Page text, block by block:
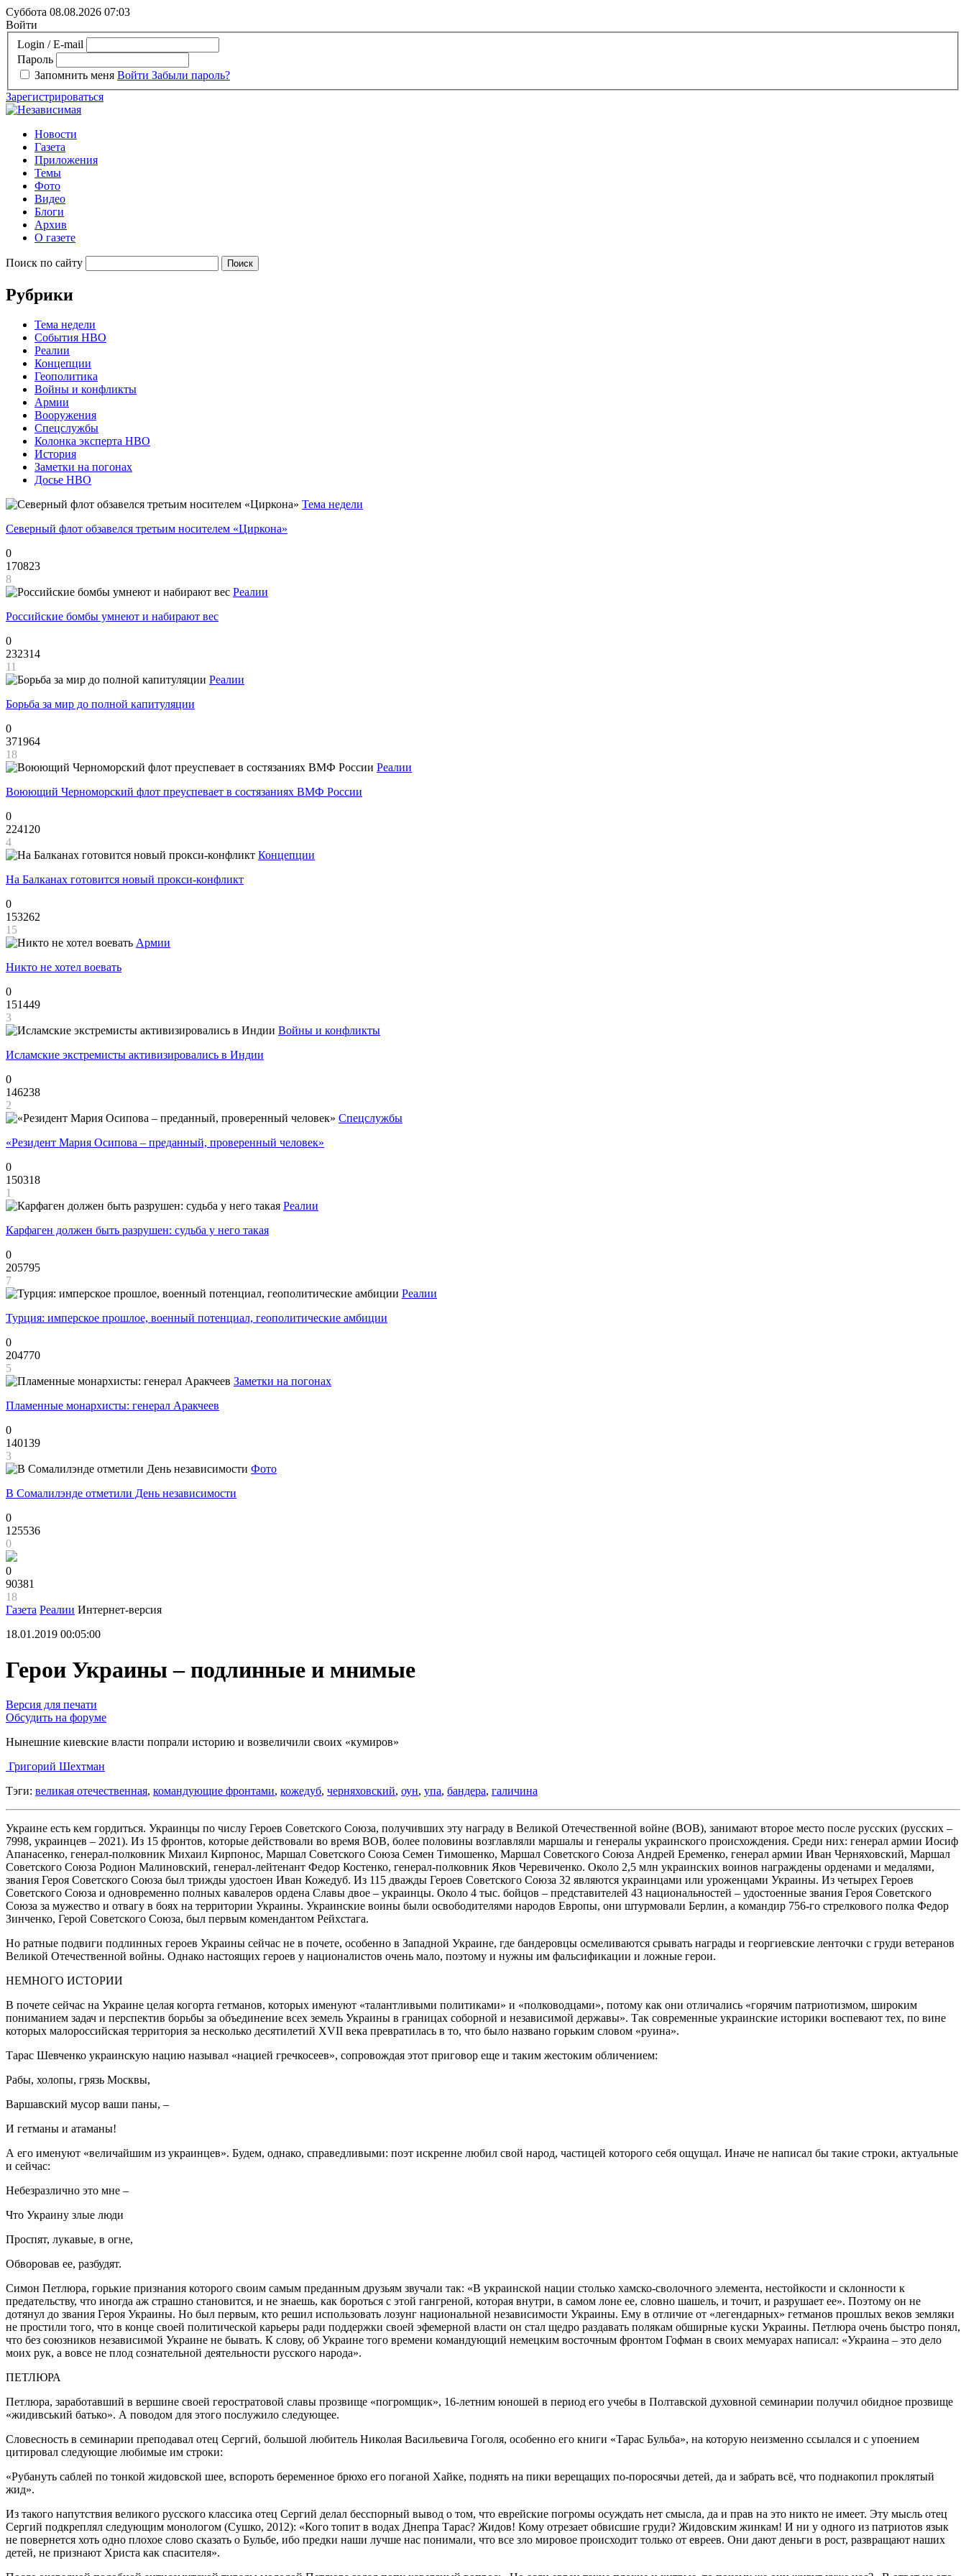
Суббота 08.08.2026 07:03
Войти
Login / E-mail
Пароль
Запомнить меня Войти Забыли пароль?
Зарегистрироваться
Новости
Газета
Приложения
Темы
Фото
Видео
Блоги
Архив
О газете
Поиск по сайту
Рубрики
Тема недели
События НВО
Реалии
Концепции
Геополитика
Войны и конфликты
Армии
Вооружения
Спецслужбы
Колонка эксперта НВО
История
Заметки на погонах
Досье НВО
Тема недели
Северный флот обзавелся третьим носителем «Циркона»
0
170823
8
Реалии
Российские бомбы умнеют и набирают вес
0
232314
11
Реалии
Борьба за мир до полной капитуляции
0
371964
18
Реалии
Воюющий Черноморский флот преуспевает в состязаниях ВМФ России
0
224120
4
Концепции
На Балканах готовится новый прокси-конфликт
0
153262
15
Армии
Никто не хотел воевать
0
151449
3
Войны и конфликты
Исламские экстремисты активизировались в Индии
0
146238
2
Спецслужбы
«Резидент Мария Осипова – преданный, проверенный человек»
0
150318
1
Реалии
Карфаген должен быть разрушен: судьба у него такая
0
205795
7
Реалии
Турция: имперское прошлое, военный потенциал, геополитические амбиции
0
204770
5
Заметки на погонах
Пламенные монархисты: генерал Аракчеев
0
140139
3
Фото
В Сомалилэнде отметили День независимости
0
125536
0
0
90381
18
Газета Реалии Интернет-версия
18.01.2019 00:05:00
Герои Украины – подлинные и мнимые
Версия для печати
Обсудить на форуме
Нынешние киевские власти попрали историю и возвеличили своих «кумиров»
Григорий Шехтман
Тэги: великая отечественная, командующие фронтами, кожедуб, черняховский, оун, упа, бандера, галичина
Украине есть кем гордиться. Украинцы по числу Героев Советского Союза, получивших эту награду в Великой Отечественной войне (ВОВ), занимают второе место после русских (русских –
7998, украинцев – 2021). Из 15 фронтов, которые действовали во время ВОВ, более половины возглавляли маршалы и генералы украинского происхождения. Среди них: генерал армии Иосиф
Апанасенко, генерал-полковник Михаил Кирпонос, Маршал Советского Союза Семен Тимошенко, Маршал Советского Союза Андрей Еременко, генерал армии Иван Черняховский, Маршал
Советского Союза Родион Малиновский, генерал-лейтенант Федор Костенко, генерал-полковник Яков Черевиченко. Около 2,5 млн украинских воинов награждены орденами и медалями,
звания Героя Советского Союза был трижды удостоен Иван Кожедуб. Из 115 дважды Героев Советского Союза 32 являются украинцами или уроженцами Украины. Из четырех Героев
Советского Союза и одновременно полных кавалеров ордена Славы двое – украинцы. Около 4 тыс. бойцов – представителей 43 национальностей – удостоенные звания Героя Советского
Союза за мужество и отвагу в боях на территории Украины. Украинские воины были освободителями народов Европы, они штурмовали Берлин, а командир 756-го стрелкового полка Федор
Зинченко, Герой Советского Союза, был первым комендантом Рейхстага.
Но ратные подвиги подлинных героев Украины сейчас не в почете, особенно в Западной Украине, где бандеровцы осмеливаются срывать награды и георгиевские ленточки с груди ветеранов
Великой Отечественной войны. Однако настоящих героев у националистов очень мало, поэтому и нужны им фальсификации и ложные герои.
НЕМНОГО ИСТОРИИ
В почете сейчас на Украине целая когорта гетманов, которых именуют «талантливыми политиками» и «полководцами», потому как они отличались «горячим патриотизмом, широким
пониманием задач и перспектив борьбы за объединение всех земель Украины в границах соборной и независимой державы». Так современные украинские историки воспевают тех, по вине
которых малороссийская территория за несколько десятилетий XVII века превратилась в то, что было названо горьким словом «руина».
Тарас Шевченко украинскую нацию называл «нацией гречкосеев», сопровождая этот приговор еще и таким жестоким обличением:
Рабы, холопы, грязь Москвы,
Варшавский мусор ваши паны, –
И гетманы и атаманы!
А его именуют «величайшим из украинцев». Будем, однако, справедливыми: поэт искренне любил свой народ, частицей которого себя ощущал. Иначе не написал бы такие строки, актуальные
и сейчас:
Небезразлично это мне –
Что Украину злые люди
Проспят, лукавые, в огне,
Обворовав ее, разбудят.
Симон Петлюра, горькие признания которого своим самым преданным друзьям звучали так: «В украинской нации столько хамско-сволочного элемента, нестойкости и склонности к
предательству, что иногда аж страшно становится, и не знаешь, как бороться с этой гангреной, которая внутри, в самом лоне ее, словно шашель, и точит, и разрушает ее». Поэтому он не
дотянул до звания Героя Украины. Но был первым, кто решил использовать лозунг национальной независимости Украины. Ему в отличие от «легендарных» гетманов прошлых веков земляки
не простили того, что в конце своей политической карьеры ради поддержки своей эфемерной власти он стал щедро раздавать полякам обширные куски Украины. Петлюра очень быстро понял,
что без союзников независимой Украине не бывать. К слову, об Украине того времени командующий немецким восточным фронтом Гофман в своих мемуарах написал: «Украина – это дело
моих рук, а вовсе не плод сознательной деятельности русского народа».
ПЕТЛЮРА
Петлюра, заработавший в вершине своей геростратовой славы прозвище «погромщик», 16-летним юношей в период его учебы в Полтавской духовной семинарии получил обидное прозвище
«жидивський батько». А поводом для этого послужило следующее.
Словесность в семинарии преподавал отец Сергий, большой любитель Николая Васильевича Гоголя, особенно его книги «Тарас Бульба», на которую неизменно ссылался и с упоением
цитировал следующие любимые им строки:
«Рубануть саблей по тонкой жидовской шее, вспороть беременное брюхо его поганой Хайке, поднять на пики верещащих по-поросячьи детей, да и забрать всё, что поднакопил проклятый
жид».
Из такого напутствия великого русского классика отец Сергий делал бесспорный вывод о том, что еврейские погромы осуждать нет смысла, да и прав на это никто не имеет. Эту мысль отец
Сергий подкреплял следующим монологом (Сушко, 2012): «Кого топит в водах Днепра Тарас? Жидов! Кому отрезает обвисшие груди? Жидовским жинкам! И ни у одного из патриотов язык
не повернется хоть одно плохое слово сказать о Бульбе, ибо предки наши лучше нас понимали, что все зло мировое происходит только от евреев. Они дают деньги в рост, развращают наших
детей, не признают Христа как спасителя».